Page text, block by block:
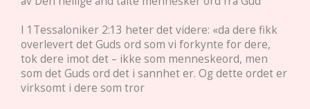
I 1Tessaloniker 2:13 heter det videre: «da dere fikk
overlevert det Guds ord som vi forkynte for dere,
tok dere imot det – ikke som menneskeord, men
som det Guds ord det i sannhet er. Og dette ordet er
virksomt i dere som tror